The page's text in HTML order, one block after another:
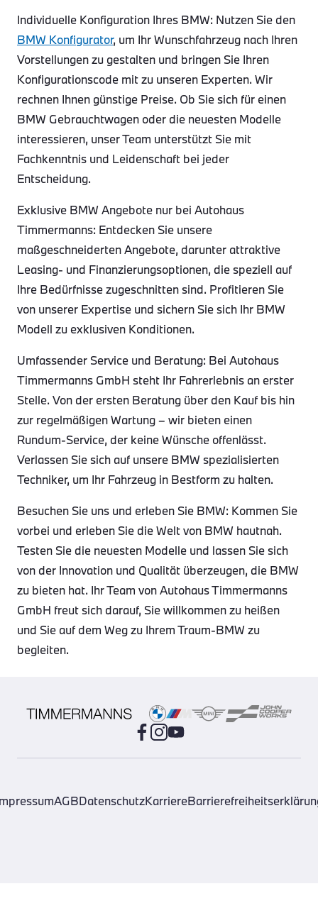
Individuelle Konfiguration Ihres BMW: Nutzen Sie den
BMW Konfigurator, um Ihr Wunschfahrzeug nach Ihren
Vorstellungen zu gestalten und bringen Sie Ihren
Konfigurationscode mit zu unseren Experten. Wir
rechnen Ihnen günstige Preise. Ob Sie sich für einen
BMW Gebrauchtwagen oder die neuesten Modelle
interessieren, unser Team unterstützt Sie mit
Fachkenntnis und Leidenschaft bei jeder
Entscheidung.
Exklusive BMW Angebote nur bei Autohaus
Timmermanns: Entdecken Sie unsere
maßgeschneiderten Angebote, darunter attraktive
Leasing- und Finanzierungsoptionen, die speziell auf
Ihre Bedürfnisse zugeschnitten sind. Profitieren Sie
von unserer Expertise und sichern Sie sich Ihr BMW
Modell zu exklusiven Konditionen.
Umfassender Service und Beratung: Bei Autohaus
Timmermanns GmbH steht Ihr Fahrerlebnis an erster
Stelle. Von der ersten Beratung über den Kauf bis hin
zur regelmäßigen Wartung – wir bieten einen
Rundum-Service, der keine Wünsche offenlässt.
Verlassen Sie sich auf unsere BMW spezialisierten
Techniker, um Ihr Fahrzeug in Bestform zu halten.
Besuchen Sie uns und erleben Sie BMW: Kommen Sie
vorbei und erleben Sie die Welt von BMW hautnah.
Testen Sie die neuesten Modelle und lassen Sie sich
von der Innovation und Qualität überzeugen, die BMW
zu bieten hat. Ihr Team von Autohaus Timmermanns
GmbH freut sich darauf, Sie willkommen zu heißen
und Sie auf dem Weg zu Ihrem Traum-BMW zu
begleiten.
AGBDatenschutzKarriere